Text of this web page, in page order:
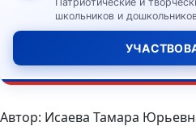
школьников и
Автор: Исаева Тамара